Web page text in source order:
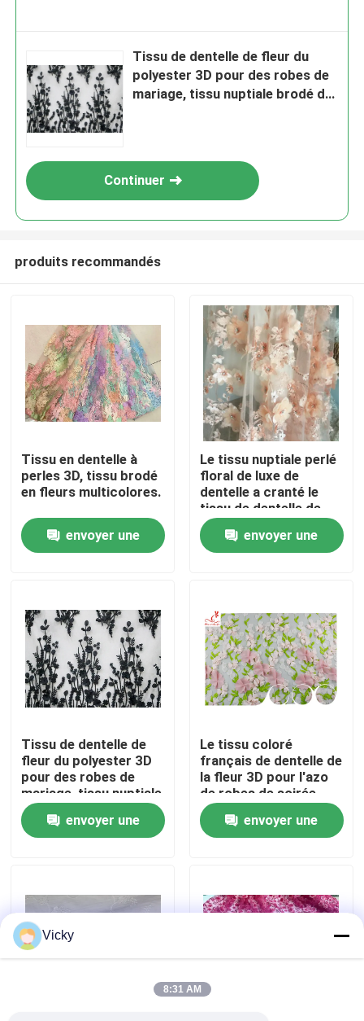
Maison
Au sujet de nous
Visite d'usine
Contrôle de qualité
Contactez-nous
Exhibition Information
tissu brodé de dentelle
Tissu de dentelle de fleur du
polyester 3D pour des robes de
mariage, tissu nuptiale brodé de
Continuer
produits recommandés
Tissu en dentelle à
perles 3D, tissu brodé
en fleurs multicolores.
envoyer une
Le tissu nuptiale perlé
floral de luxe de
dentelle a cranté le
tissu de dentelle de
robe de mariage de
bord
envoyer une
Tissu de dentelle de
fleur du polyester 3D
pour des robes de
mariage, tissu nuptiale
brodé de dentelle
envoyer une
Le tissu coloré
français de dentelle de
la fleur 3D pour l'azo
de robes de soirée
libèrent
envoyer une
Vicky
8:31 AM